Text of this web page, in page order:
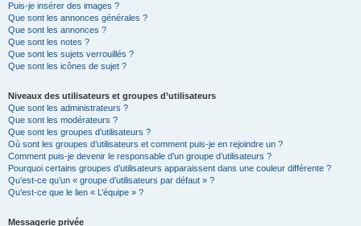
Puis-je insérer des images ?
Que sont les annonces générales ?
Que sont les annonces ?
Que sont les notes ?
Que sont les sujets verrouillés ?
Que sont les icônes de sujet ?
Niveaux des utilisateurs et groupes d’utilisateurs
Que sont les administrateurs ?
Que sont les modérateurs ?
Que sont les groupes d’utilisateurs ?
Où sont les groupes d’utilisateurs et comment puis-je en rejoindre un ?
Comment puis-je devenir le responsable d’un groupe d’utilisateurs ?
Pourquoi certains groupes d’utilisateurs apparaissent dans une couleur différente ?
Qu’est-ce qu’un « groupe d’utilisateurs par défaut » ?
Qu’est-ce que le lien « L’équipe » ?
Messagerie privée